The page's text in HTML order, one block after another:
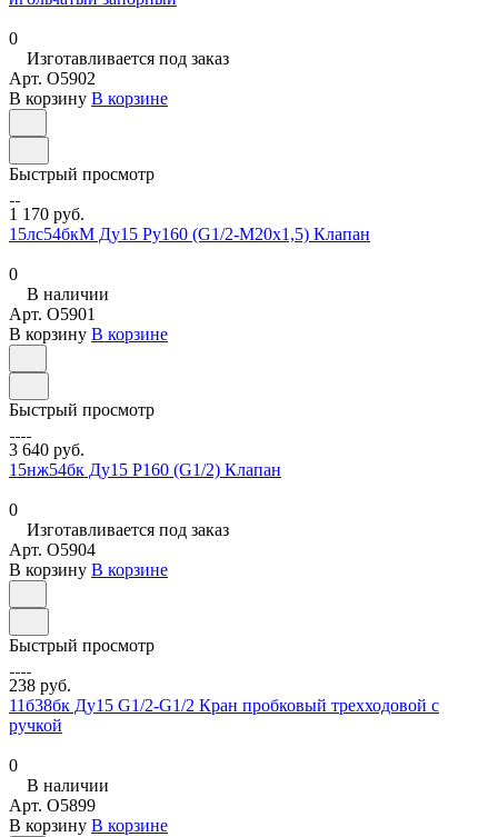
0
Изготавливается под заказ
Арт. O5902
В корзину В корзине
Быстрый просмотр
1 170 руб.
15лс54бкМ Ду15 Ру160 (G1/2-М20х1,5) Клапан
0
В наличии
Арт. O5901
В корзину В корзине
Быстрый просмотр
3 640 руб.
15нж54бк Ду15 Р160 (G1/2) Клапан
0
Изготавливается под заказ
Арт. O5904
В корзину В корзине
Быстрый просмотр
238 руб.
11б38бк Ду15 G1/2-G1/2 Кран пробковый трехходовой с
ручкой
0
В наличии
Арт. O5899
В корзину В корзине